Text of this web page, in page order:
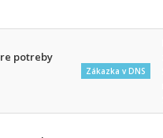
potreby
Zákazka v DNS